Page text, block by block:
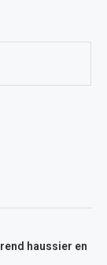
haussier en